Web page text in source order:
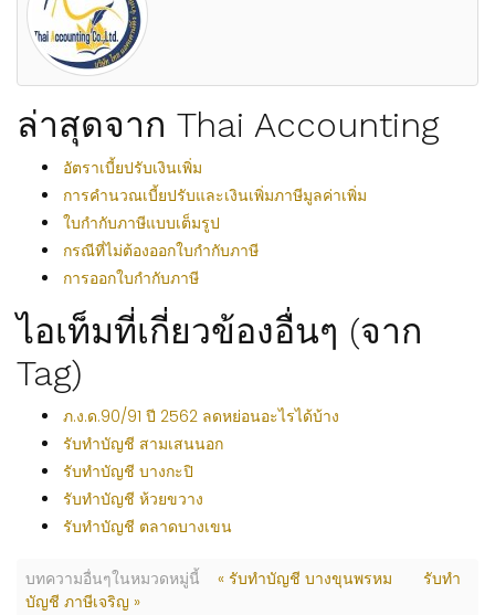
ล่าสุดจาก Thai Accounting
อัตราเบี้ยปรับเงินเพิ่ม
การคำนวณเบี้ยปรับและเงินเพิ่มภาษีมูลค่าเพิ่ม
ใบกำกับภาษีแบบเต็มรูป
กรณีที่ไม่ต้องออกใบกำกับภาษี
การออกใบกำกับภาษี
ไอเท็มที่เกี่ยวข้องอื่นๆ (จาก
Tag)
ภ.ง.ด.90/91 ปี 2562 ลดหย่อนอะไรได้บ้าง
รับทำบัญชี สามเสนนอก
รับทำบัญชี บางกะปิ
รับทำบัญชี ห้วยขวาง
รับทำบัญชี ตลาดบางเขน
บทความอื่นๆในหมวดหมู่นี้ « รับทำบัญชี บางขุนพรหม
รับทำ
บัญชี ภาษีเจริญ »